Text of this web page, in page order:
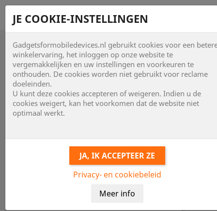


JE COOKIE-INSTELLINGEN
Gadgetsformobiledevices.nl gebruikt cookies voor een
winkelervaring, het inloggen op onze website te
vergemakkelijken en uw instellingen en voorkeuren te
onthouden. De cookies worden niet gebruikt voor reclame
doeleinden.
U kunt deze cookies accepteren of weigeren. Indien u de
cookies weigert, kan het voorkomen dat de website niet
optimaal werkt.
Privacy- en cookiebeleid